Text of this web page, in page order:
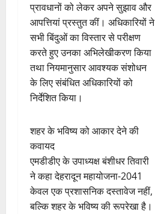
प्रावधानों को लेकर अपने सुझाव और
आपत्तियां प्रस्तुत कीं। अधिकारियों ने
सभी बिंदुओं का विस्तार से परीक्षण
करते हुए उनका अभिलेखीकरण किया
तथा नियमानुसार आवश्यक संशोधन
के लिए संबंधित अधिकारियों को
निर्देशित किया।
शहर के भविष्य को आकार देने की
कवायद
एमडीडीए के उपाध्यक्ष बंशीधर तिवारी
ने कहा देहरादून महायोजना-2041
केवल एक प्रशासनिक दस्तावेज नहीं,
बल्कि शहर के भविष्य की रूपरेखा है।